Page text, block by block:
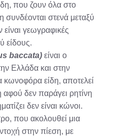
που ζουν όλα στο
συνδέονται στενά μεταξύ
είναι γεωγραφικές
είδους.
baccata) είναι ο
Ελλάδα και στην
είδη, αποτελεί
δεν παράγει ρητίνη
δεν είναι κώνοι.
που ακολουθεί μια
στην πίεση, με